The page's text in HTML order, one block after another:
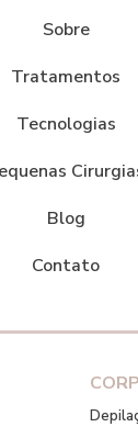
Sobre
Tratamentos
Tecnologias
Blog
Contato